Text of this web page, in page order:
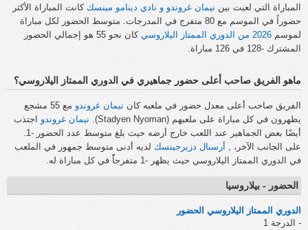
المباراة التي لعبت بين نيمان غروندو و نادي دينامو مينسك كانت المباراة الأكثر
حضوراً في الموسم مع 80 متفرج في المدرجات. متوسط الحضور لكل مباراة
لموسم 2026 من الدوري الممتاز اليلاروسي
كان نحو 55 هو إجمالي الحضور
المشترك -128 في 126 مباراة.
ماهو الفريق صاحب أعلى حضور جماهيري في الدوري الممتاز اليلاروسي؟
الفريق صاحب أعلى معدل حضور في ملعبه كان نيمان غروندو
مع 55 مشجع
يظهرون في كل مباراة على ملعبهم (Stadyen Nyoman).
نيمان غروندو اجتذب
أيضًا بعض الجماهير عند اللعب خارج أرضه حيث بلغ متوسط عدد الحضور -1.
على الجانب الآخر، , أرسنال دزيرجينسك لديه أدنى متوسط جمهور في الملعب
في الدوري الممتاز اليلاروسي حيث يظهر -1 متفرجاًً في كل مباراة له.
الحضور - بيلاروسيا
الدوري الممتاز اليلاروسي الحضور
- الدرجة 1